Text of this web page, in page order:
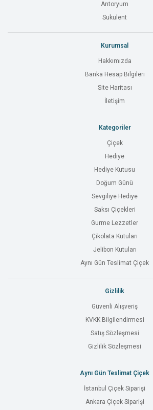
Antoryum
Sukulent
Kurumsal
Hakkımızda
Banka Hesap Bilgileri
Site Haritası
İletişim
Kategoriler
Çiçek
Hediye
Hediye Kutusu
Doğum Günü
Sevgiliye Hediye
Saksı Çiçekleri
Gurme Lezzetler
Çikolata Kutuları
Jelibon Kutuları
Aynı Gün Teslimat Çiçek
Gizlilik
Güvenli Alışveriş
KVKK Bilgilendirmesi
Satış Sözleşmesi
Gizlilik Sözleşmesi
Aynı Gün Teslimat Çiçek
İstanbul Çiçek Siparişi
Ankara Çiçek Siparişi